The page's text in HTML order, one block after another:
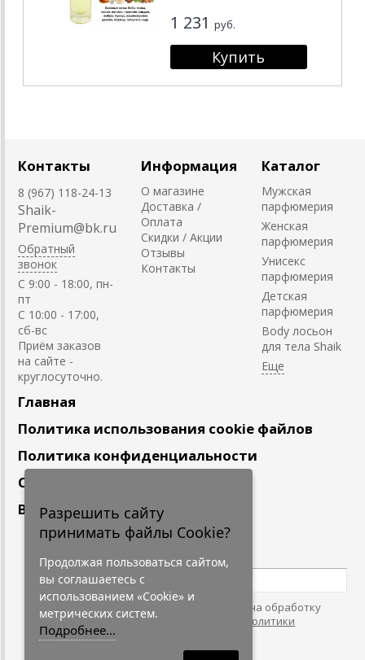
1 231 руб.
Контакты
8 (967) 118-24-13
Shaik-
Premium@bk.ru
Обратный
звонок
C 9:00 - 18:00, пн-
пт
С 10:00 - 17:00,
сб-вс
Приём заказов
на сайте -
круглосуточно.
Информация
О магазине
Доставка /
Оплата
Скидки / Акции
Отзывы
Контакты
Каталог
Мужская
парфюмерия
Женская
парфюмерия
Унисекс
парфюмерия
Детская
парфюмерия
Body лосьон
для тела Shaik
Главная
Политика использования cookie файлов
Политика конфиденциальности
Сотрудничество
Вакансии
Подпишитесь
Нажимая на кнопку, я даю согласие на обработку
персональных данных. С условиями
"Политики
Конфидециальности"
Разрешить сайту
принимать файлы Cookie?
Продолжая пользоваться сайтом,
вы соглашаетесь с
использованием «Cookie» и
метрических систем.
Подробнее...